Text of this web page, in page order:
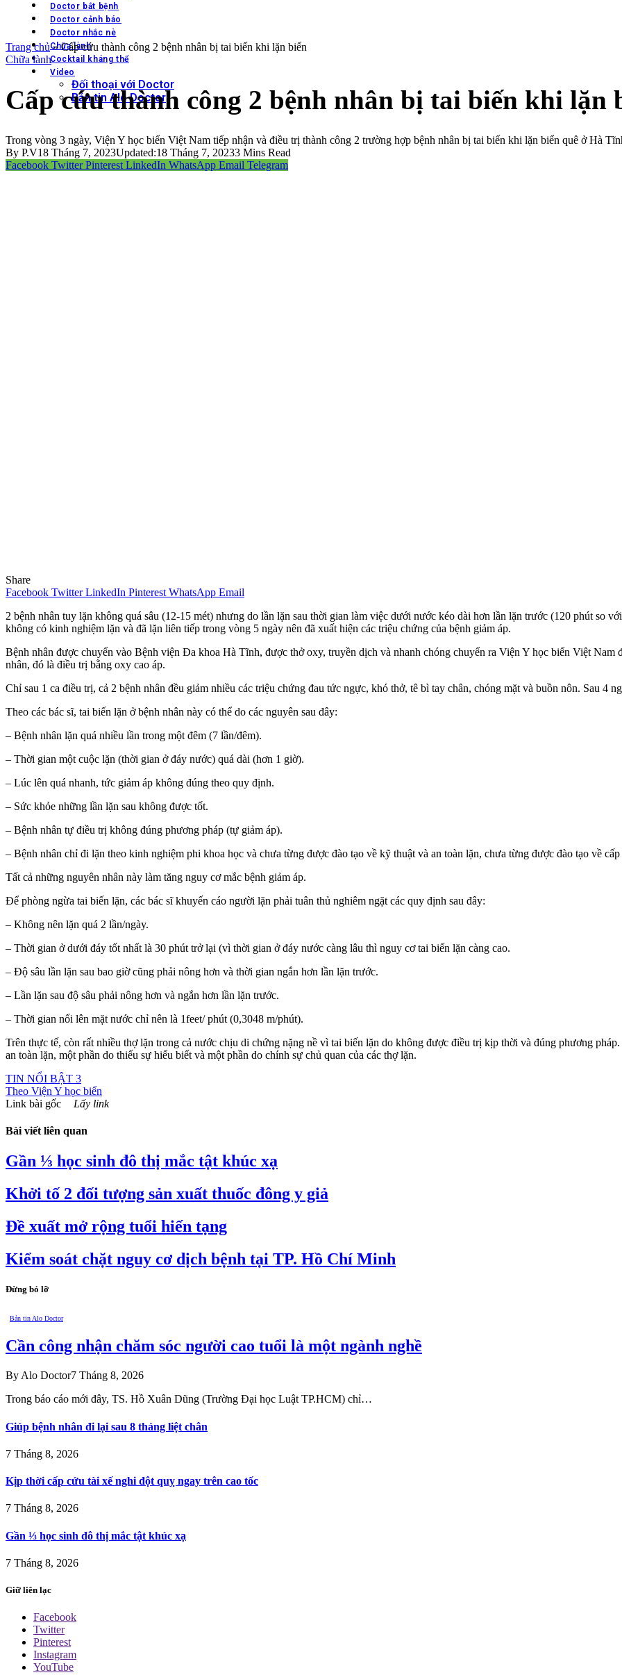
Doctor bắt bệnh
Doctor cảnh báo
Doctor nhắc nè
Chữa lành
Cocktail kháng thể
Video
Đối thoại với Doctor
Bản tin Alo Doctor
Trang chủ»Cấp cứu thành công 2 bệnh nhân bị tai biến khi lặn biển
Chữa lành
Cấp cứu thành công 2 bệnh nhân bị tai biến khi lặn
Trong vòng 3 ngày, Viện Y học biển Việt Nam tiếp nhận và điều trị thành công 2 trường hợp bệnh nhân bị tai biến khi lặn biển quê ở Hà
By P.V18 Tháng 7, 2023Updated:18 Tháng 7, 20233 Mins Read
Facebook Twitter Pinterest LinkedIn WhatsApp Email Telegram
Share
Facebook Twitter LinkedIn Pinterest WhatsApp Email
2 bệnh nhân tuy lặn không quá sâu (12-15 mét) nhưng do lần lặn sau thời gian làm việc dưới nước kéo dài hơn lần lặn trước (120 phút so
không có kinh nghiệm lặn và đã lặn liên tiếp trong vòng 5 ngày nên đã xuất hiện các triệu chứng của bệnh giảm áp.
Bệnh nhân được chuyển vào Bệnh viện Đa khoa Hà Tĩnh, được thở oxy, truyền dịch và nhanh chóng chuyển ra Viện Y học biển Việt Nam
nhân, đó là điều trị bằng oxy cao áp.
Chỉ sau 1 ca điều trị, cả 2 bệnh nhân đều giảm nhiều các triệu chứng đau tức ngực, khó thở, tê bì tay chân, chóng mặt và buồn nôn. Sau 4
Theo các bác sĩ, tai biến lặn ở bệnh nhân này có thể do các nguyên sau đây:
– Bệnh nhân lặn quá nhiều lần trong một đêm (7 lần/đêm).
– Thời gian một cuộc lặn (thời gian ở đáy nước) quá dài (hơn 1 giờ).
– Lúc lên quá nhanh, tức giảm áp không đúng theo quy định.
– Sức khỏe những lần lặn sau không được tốt.
– Bệnh nhân tự điều trị không đúng phương pháp (tự giảm áp).
– Bệnh nhân chỉ đi lặn theo kinh nghiệm phi khoa học và chưa từng được đào tạo về kỹ thuật và an toàn lặn, chưa từng được đào tạo về
Tất cả những nguyên nhân này làm tăng nguy cơ mắc bệnh giảm áp.
Để phòng ngừa tai biến lặn, các bác sĩ khuyến cáo người lặn phải tuân thủ nghiêm ngặt các quy định sau đây:
– Không nên lặn quá 2 lần/ngày.
– Thời gian ở dưới đáy tốt nhất là 30 phút trở lại (vì thời gian ở đáy nước càng lâu thì nguy cơ tai biến lặn càng cao.
– Độ sâu lần lặn sau bao giờ cũng phải nông hơn và thời gian ngắn hơn lần lặn trước.
– Lần lặn sau độ sâu phải nông hơn và ngắn hơn lần lặn trước.
– Thời gian nổi lên mặt nước chỉ nên là 1feet/ phút (0,3048 m/phút).
Trên thực tế, còn rất nhiều thợ lặn trong cả nước chịu di chứng nặng nề vì tai biến lặn do không được điều trị kịp thời và đúng phương
an toàn lặn, một phần do thiếu sự hiểu biết và một phần do chính sự chủ quan của các thợ lặn.
TIN NỔI BẬT 3
Theo Viện Y học biển
Link bài gốc
Lấy link
Bài viết liên quan
Gần ⅓ học sinh đô thị mắc tật khúc xạ
Khởi tố 2 đối tượng sản xuất thuốc đông y giả
Đề xuất mở rộng tuổi hiến tạng
Kiểm soát chặt nguy cơ dịch bệnh tại TP. Hồ Chí Minh
Đừng bỏ lỡ
Bản tin Alo Doctor
Cần công nhận chăm sóc người cao tuổi là một ngành nghề
By Alo Doctor7 Tháng 8, 2026
Trong báo cáo mới đây, TS. Hồ Xuân Dũng (Trường Đại học Luật TP.HCM) chỉ…
Giúp bệnh nhân đi lại sau 8 tháng liệt chân
7 Tháng 8, 2026
Kịp thời cấp cứu tài xế nghi đột quỵ ngay trên cao tốc
7 Tháng 8, 2026
Gần ⅓ học sinh đô thị mắc tật khúc xạ
7 Tháng 8, 2026
Giữ liên lạc
Facebook
Twitter
Pinterest
Instagram
YouTube